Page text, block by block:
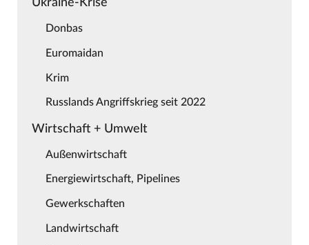
Ukraine-Krise
Donbas
Euromaidan
Krim
Russlands Angriffskrieg seit 2022
Wirtschaft + Umwelt
Außenwirtschaft
Energiewirtschaft, Pipelines
Gewerkschaften
Landwirtschaft